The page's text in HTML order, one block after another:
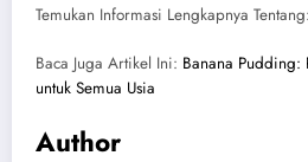
Temukan Informasi Lengkapnya Tentang:
Baca Juga Artikel Ini: Banana Pudding:
untuk Semua Usia
Author